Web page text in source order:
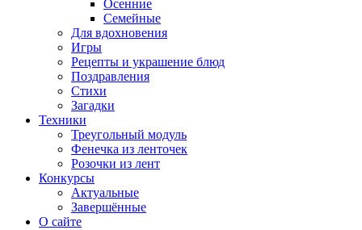
Осенние
Семейные
Для вдохновения
Игры
Рецепты и украшение блюд
Поздравления
Стихи
Загадки
Техники
Треугольный модуль
Фенечка из ленточек
Розочки из лент
Конкурсы
Актуальные
Завершённые
О сайте